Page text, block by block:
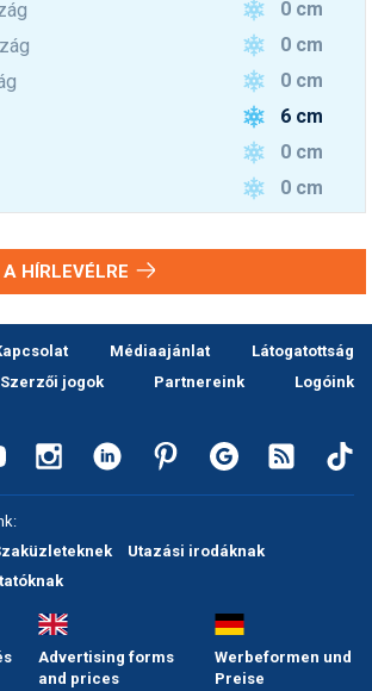
0 cm
0 cm
0 cm
6 cm
0 cm
0 cm
HÍRLEVÉLRE
Médiaajánlat
Látogatottság
Szerzői jogok Partnereink
Logóink
Utazási irodáknak
Advertising forms
and prices
Werbeformen und
Preise